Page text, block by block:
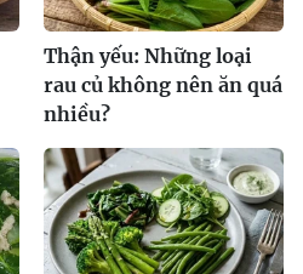
Thận yếu: Những loại
rau củ không nên ăn quá
nhiều?